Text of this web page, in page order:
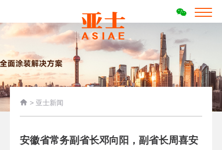
 > 亚士新闻
安徽省常务副省长邓向阳，副省长周喜安